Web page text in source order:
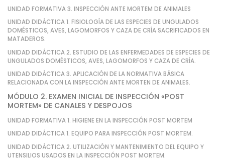
UNIDAD FORMATIVA 3. INSPECCIÓN ANTE MORTEM DE ANIMALES
UNIDAD DIDÁCTICA 1. FISIOLOGÍA DE LAS ESPECIES DE UNGULADOS
DOMÉSTICOS, AVES, LAGOMORFOS Y CAZA DE CRÍA SACRIFICADOS EN
MATADEROS.
UNIDAD DIDÁCTICA 2. ESTUDIO DE LAS ENFERMEDADES DE ESPECIES DE
UNGULADOS DOMÉSTICOS, AVES, LAGOMORFOS Y CAZA DE CRÍA.
UNIDAD DIDÁCTICA 3. APLICACIÓN DE LA NORMATIVA BÁSICA
RELACIONADA CON LA INSPECCIÓN ANTE MORTEN DE ANIMALES.
MÓDULO 2. EXAMEN INICIAL DE INSPECCIÓN «POST
MORTEM» DE CANALES Y DESPOJOS
UNIDAD FORMATIVA 1. HIGIENE EN LA INSPECCIÓN POST MORTEM
UNIDAD DIDÁCTICA 1. EQUIPO PARA INSPECCIÓN POST MORTEM.
UNIDAD DIDÁCTICA 2. UTILIZACIÓN Y MANTENIMIENTO DEL EQUIPO Y
UTENSILIOS USADOS EN LA INSPECCIÓN POST MORTEM.